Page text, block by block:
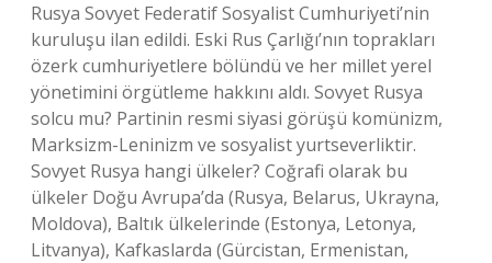
Rusya Sovyet Federatif Sosyalist Cumhuriyeti’nin
kuruluşu ilan edildi. Eski Rus Çarlığı’nın toprakları
özerk cumhuriyetlere bölündü ve her millet yerel
yönetimini örgütleme hakkını aldı. Sovyet Rusya
solcu mu? Partinin resmi siyasi görüşü komünizm,
Marksizm-Leninizm ve sosyalist yurtseverliktir.
Sovyet Rusya hangi ülkeler? Coğrafi olarak bu
ülkeler Doğu Avrupa’da (Rusya, Belarus, Ukrayna,
Moldova), Baltık ülkelerinde (Estonya, Letonya,
Litvanya), Kafkaslarda (Gürcistan, Ermenistan,